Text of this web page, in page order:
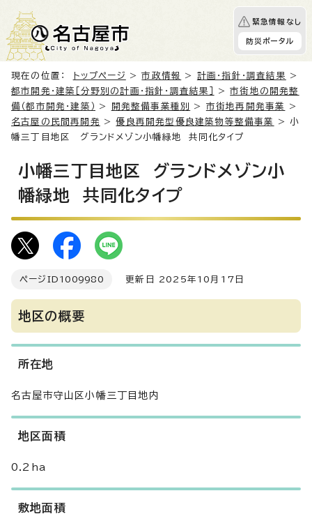
緊急情報なし
防災ポータル
現在の位置： トップページ >市政情報 > 計画・指針・調査結果
>
都市開発・建築［分野別の計画・指針・調査結果］
>市街地の開発整
備（都市開発・建築）
> 開発整備事業種別 > 市街地再開発事業
>
名古屋の民間再開発
>優良再開発型優良建築物等整備事業
> 小
幡三丁目地区 グランドメゾン小幡緑地 共同化タイプ
小幡三丁目地区 グランドメゾン小
幡緑地 共同化タイプ
ページID 1009980 更新日 2025年10月17日
地区の概要
所在地
名古屋市守山区小幡三丁目地内
地区面積
0.2ha
敷地面積